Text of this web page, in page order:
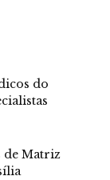
do
de Matriz